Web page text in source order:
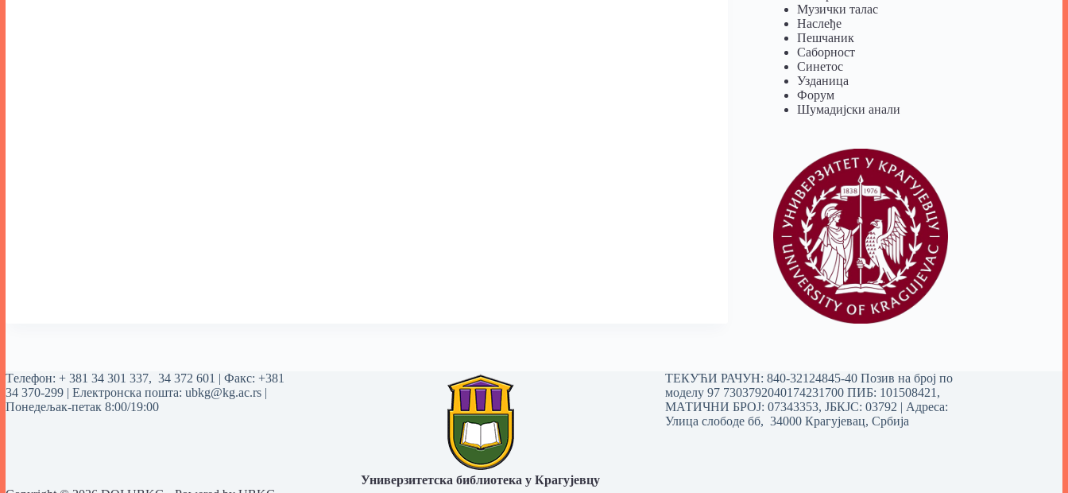
Музички талас
Наслеђе
Пешчаник
Саборност
Синетос
Узданица
Форум
Шумадијски анали
Tелефон: + 381 34 301 337, 34 372 601 | Факс: +381
34 370-299 | Електронска пошта: ubkg@kg.ac.rs |
Понедељак-петак 8:00/19:00
Универзитетска библиотека у Крагујевцу
ТЕКУЋИ РАЧУН: 840-32124845-40 Позив на број по
моделу 97 7303792040174231700ПИБ: 101508421,
МАТИЧНИ БРОЈ: 07343353, ЈБКЈС: 03792 | Aдреса:
Улица слободе бб, 34000 Крагујевац, Србија